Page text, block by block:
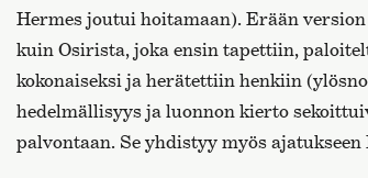
Hermes joutui hoitamaan). Erään
kuin Osirista, joka ensin tapettiin,
kokonaiseksi ja herätettiin henkiin
hedelmällisyys ja luonnon kierto
palvontaan. Se yhdistyy myös